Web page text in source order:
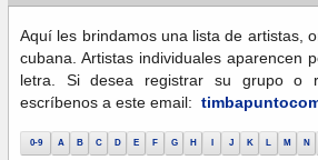
Aquí les brindamos una lista de artistas,
cubana. Artistas individuales aparencen
letra. Si desea registrar su grupo o
escríbenos a este email:
0-9 A B C D E F G H J K L M N